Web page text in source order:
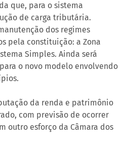
que, para o sistema
de carga tributária.
dos regimes
pela constituição: a Zona
Simples. Ainda será
o novo modelo envolvendo
da renda e patrimônio
com previsão de ocorrer
outro esforço da Câmara dos